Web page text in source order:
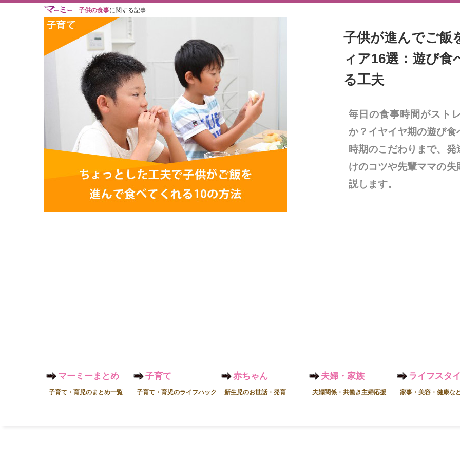
子供の食事に関する記事
子供が進んでご飯
ィア16選：遊び
る工夫
毎日の食事時間がスト
か？イヤイヤ期の遊び食
時期のこだわりまで、
けのコツや先輩ママの
説します。
マーミーまとめ
子育て・育児のまとめ一覧
子育て
子育て・育児のライフハック
赤ちゃん
新生児のお世話・発育
夫婦・家族
夫婦関係・共働き主婦応援
ライフスタ
家事・美容・健康な